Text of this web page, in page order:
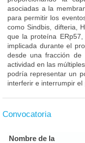
asociadas a la
para permitir los
como Sindbis, difteria,
que la proteína
implicada durante el
desde una fracción de
actividad en las
podría representar un
interferir e interrumpir
Convocatoria
Nombre de la